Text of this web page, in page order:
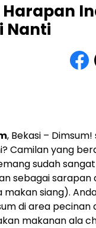
Nanti
, Bekasi –
Camilan yang
sudah
sebagai
siang).
di area
makanan ala